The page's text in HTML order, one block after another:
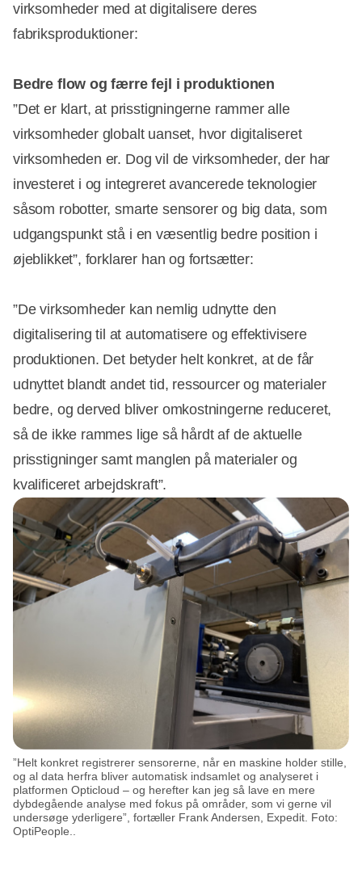
virksomheder med at digitalisere deres
fabriksproduktioner:
Bedre flow og færre fejl i produktionen
”Det er klart, at prisstigningerne rammer alle
virksomheder globalt uanset, hvor digitaliseret
virksomheden er. Dog vil de virksomheder, der har
investeret i og integreret avancerede teknologier
såsom robotter, smarte sensorer og big data, som
udgangspunkt stå i en væsentlig bedre position i
øjeblikket”, forklarer han og fortsætter:
”De virksomheder kan nemlig udnytte den
digitalisering til at automatisere og effektivisere
produktionen. Det betyder helt konkret, at de får
udnyttet blandt andet tid, ressourcer og materialer
bedre, og derved bliver omkostningerne reduceret,
så de ikke rammes lige så hårdt af de aktuelle
prisstigninger samt manglen på materialer og
kvalificeret arbejdskraft”.
Annonce
”Helt konkret registrerer sensorerne, når en maskine holder stille,
og al data herfra bliver automatisk indsamlet og analyseret i
platformen Opticloud – og herefter kan jeg så lave en mere
dybdegående analyse med fokus på områder, som vi gerne vil
undersøge yderligere”, fortæller Frank Andersen, Expedit. Foto:
OptiPeople..